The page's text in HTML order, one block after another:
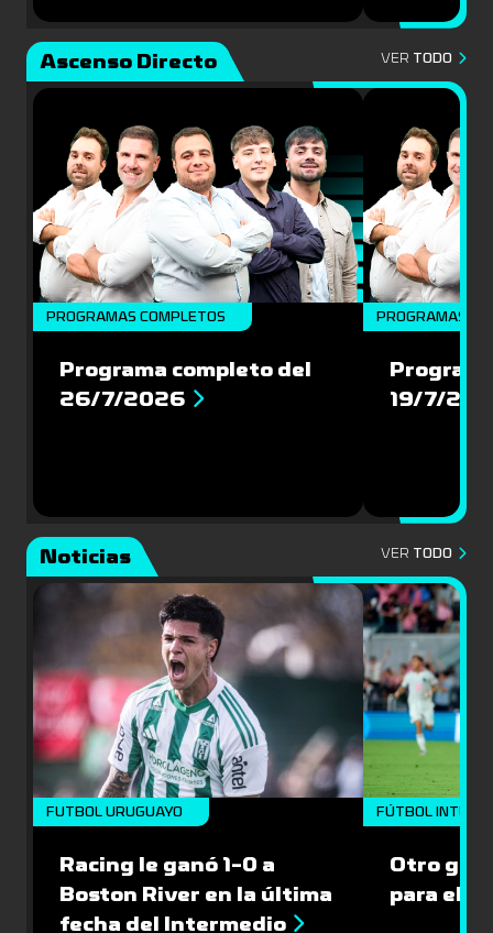
Ascenso Directo VER TODO
PROGRAMAS COMPLETOS
Programa completo del
26/7/2026
PROGRAMAS
19/7/
Noticias VER TODO
FUTBOL URUGUAYO
Racing le ganó 1-0 a
Boston River en la última
fecha del Intermedio
FÚTBOL
Otro gol
para el